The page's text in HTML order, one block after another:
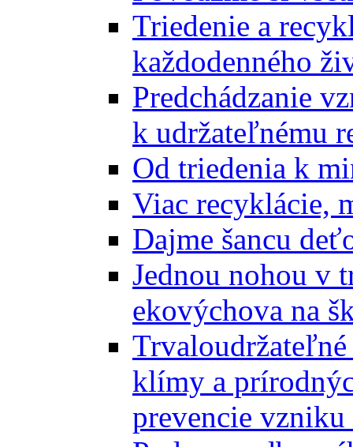
Triedenie a
každodenného
Predchádzanie
k udržateľnému
Od triedenia k
Viac recyklácie,
Dajme šancu
Jednou nohou v
ekovýchova na
klímy a
prevencie vzniku